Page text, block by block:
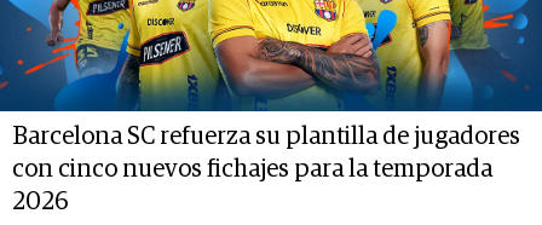
Barcelona SC refuerza su plantilla de jugadores
con cinco nuevos fichajes para la temporada
2026